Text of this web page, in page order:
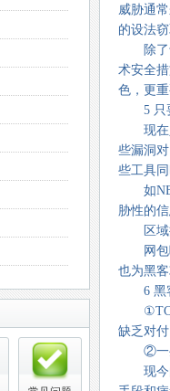
威胁通
的设法
除了专
术安全
色，更
5 只要
现在人
些漏洞
些工具
如
胁性的
区域控
网包嗅
也为黑
6 黑客
①TCP/
缺乏对
②一些
现今的